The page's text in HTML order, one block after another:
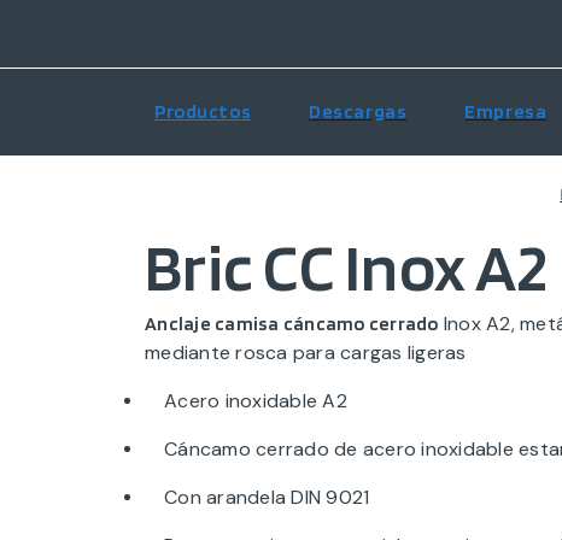
Productos Descargas Empresa
Bric CC Inox A2
Anclaje camisa cáncamo cerrado Inox A2,
mediante rosca para cargas ligeras
Acero inoxidable A2
Cáncamo cerrado de acero inoxidable
Con arandela DIN 9021